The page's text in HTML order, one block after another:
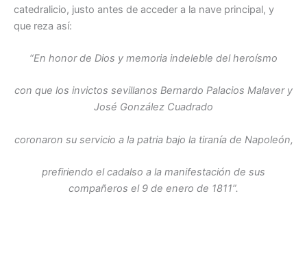
catedralicio, justo antes de acceder a la nave principal, y
que reza así:
“En honor de Dios y memoria indeleble del heroísmo
con que los invictos sevillanos Bernardo Palacios Malaver y
José González Cuadrado
coronaron su servicio a la patria bajo la tiranía de Napoleón,
prefiriendo el cadalso a la manifestación de sus
compañeros el 9 de enero de 1811”.